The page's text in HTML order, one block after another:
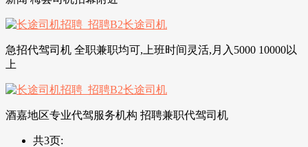
急招代驾司机 全职兼职均可,上班时间灵活,月入5000 10000以
上
酒嘉地区专业代驾服务机构 招聘兼职代驾司机
共3页: